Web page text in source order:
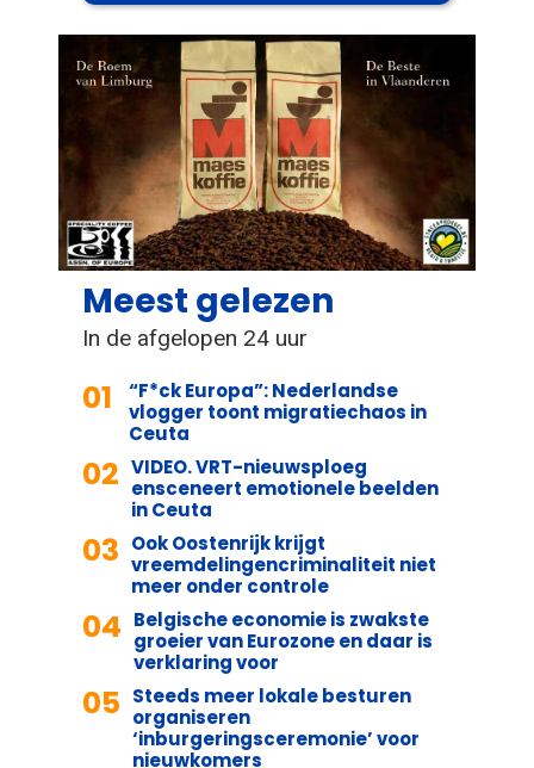
Meest gelezen
In de afgelopen 24 uur
01
“F*ck Europa”: Nederlandse
vlogger toont migratiechaos in
Ceuta
02 VIDEO. VRT-nieuwsploeg
ensceneert emotionele beelden
in Ceuta
03 Ook Oostenrijk krijgt
vreemdelingencriminaliteit niet
meer onder controle
04 Belgische economie is zwakste
groeier van Eurozone en daar is
verklaring voor
05 Steeds meer lokale besturen
organiseren
‘inburgeringsceremonie’ voor
nieuwkomers